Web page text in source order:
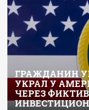
ГРАЖДАНИН
УКРАЛ У
ЧЕРЕЗ